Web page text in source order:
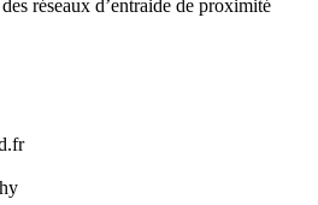
réseaux d’entraide de proximité